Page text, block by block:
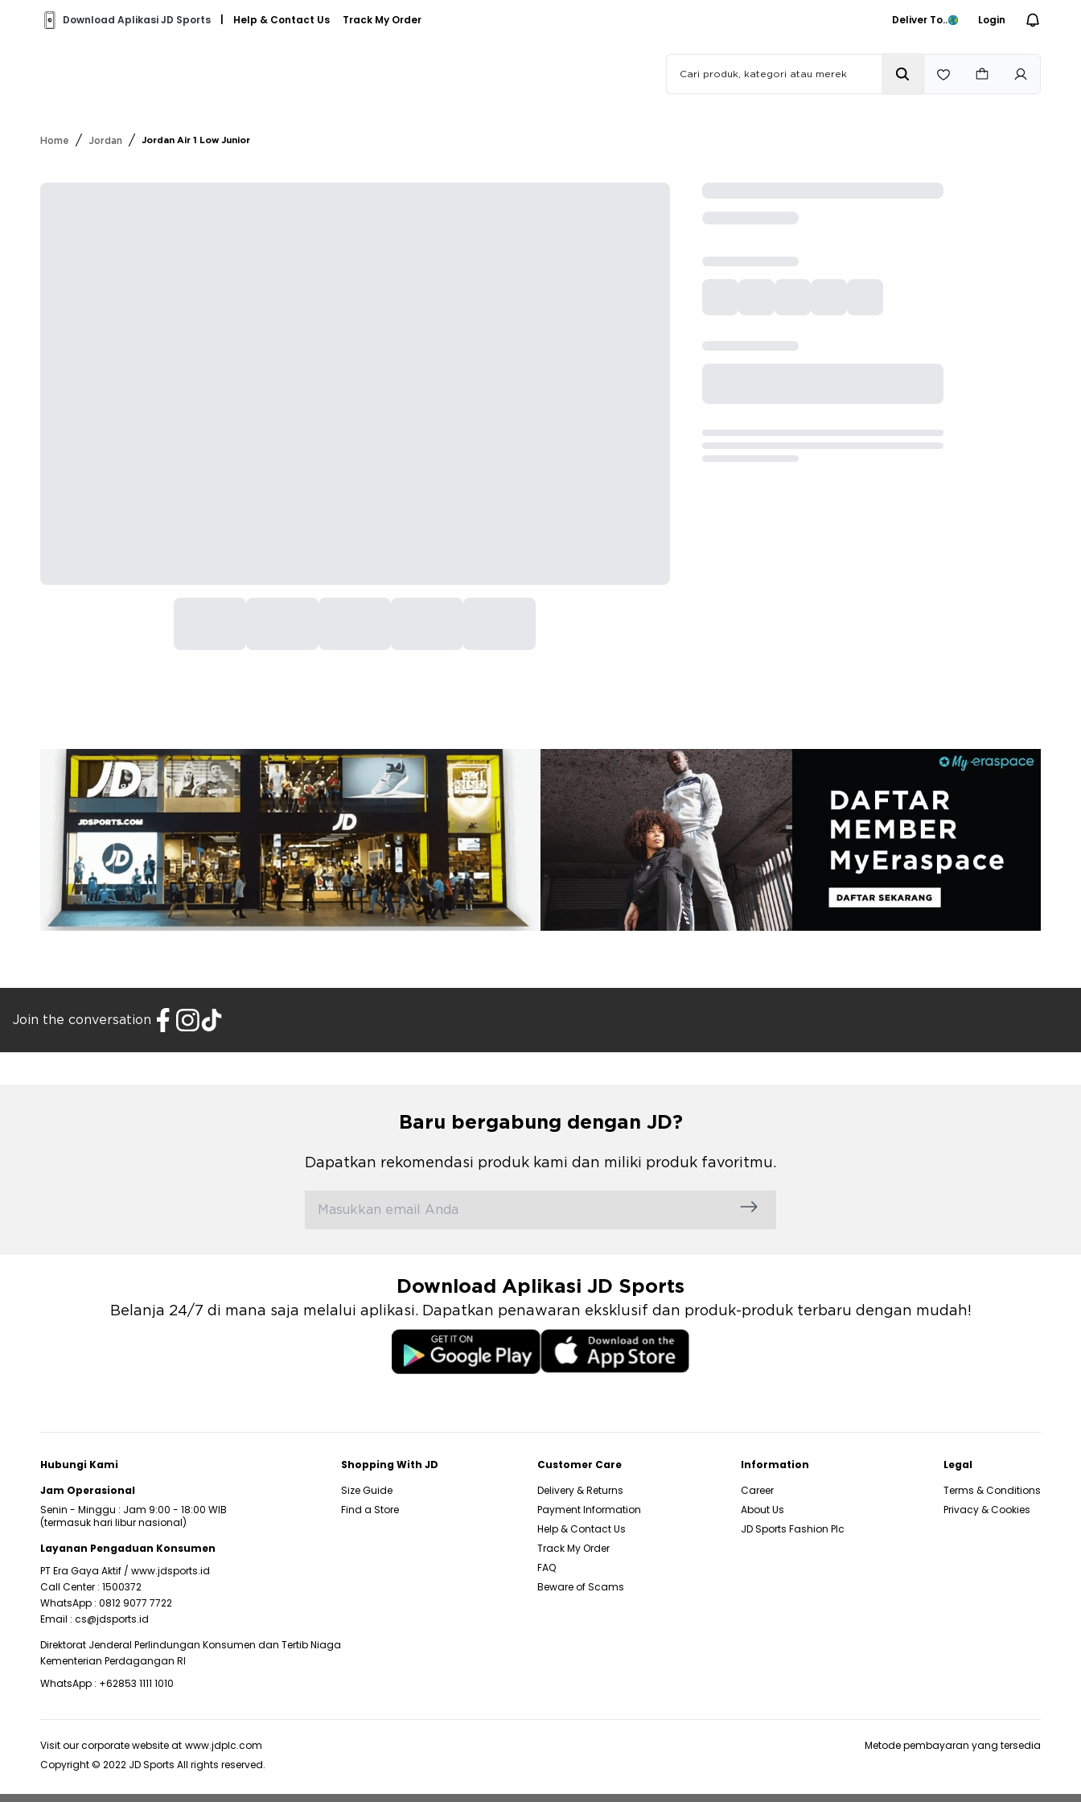
Download Aplikasi JD Sports Help & Contact Us Track My Order Deliver To.. Login
Home / Jordan / Jordan Air 1 Low Junior
Join the conversation
Baru bergabung dengan JD?
Dapatkan rekomendasi produk kami dan miliki produk favoritmu.
Download Aplikasi JD Sports
Belanja 24/7 di mana saja melalui aplikasi. Dapatkan penawaran eksklusif dan produk-produk terbaru dengan mudah!
Hubungi Kami
Jam Operasional
Senin - Minggu : Jam 9:00 - 18:00 WIB
(termasuk hari libur nasional)
Layanan Pengaduan Konsumen
PT Era Gaya Aktif / www.jdsports.id
Call Center : 1500372
WhatsApp : 0812 9077 7722
Email : cs@jdsports.id
Direktorat Jenderal Perlindungan Konsumen dan Tertib Niaga
Kementerian Perdagangan RI
WhatsApp : +62853 1111 1010
Shopping With JD
Size Guide
Find a Store
Customer Care
Delivery & Returns
Payment Information
Help & Contact Us
Track My Order
FAQ
Beware of Scams
Information
Career
About Us
JD Sports Fashion Plc
Legal
Terms & Conditions
Privacy & Cookies
Visit our corporate website at www.jdplc.com
Copyright © 2022 JD Sports All rights reserved.
Metode pembayaran yang tersedia